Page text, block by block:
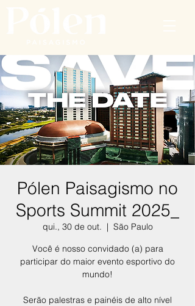
Pólen Paisagismo no
Sports Summit 2025_
qui., 30 de out.
  |
São Paulo
Você é nosso convidado (a) para
participar do maior evento esportivo do
mundo!
Serão palestras e painéis de alto nível